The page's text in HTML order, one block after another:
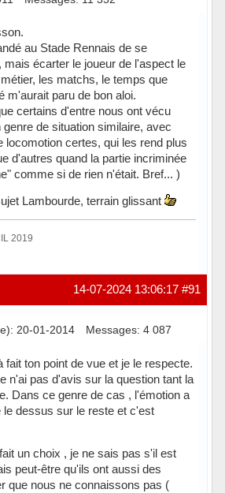
au Stade Rennais de se
mais écarter le joueur de l'aspect le
les matchs, le temps que
m'aurait paru de bon aloi.
certains d'entre nous ont vécu
de situation similaire, avec
locomotion certes, qui les rend plus
d'autres quand la partie incriminée
comme si de rien n'était. Bref... )
Lambourde, terrain glissant
2019
#91
14-07-2024 13:06:17
20-01-2014 Messages: 4 087
fait ton point de vue et je le respecte.
n'ai pas d'avis sur la question tant la
Dans ce genre de cas , l'émotion a
le dessus sur le reste et c'est
un choix , je ne sais pas s'il est
peut-être qu'ils ont aussi des
que nous ne connaissons pas (